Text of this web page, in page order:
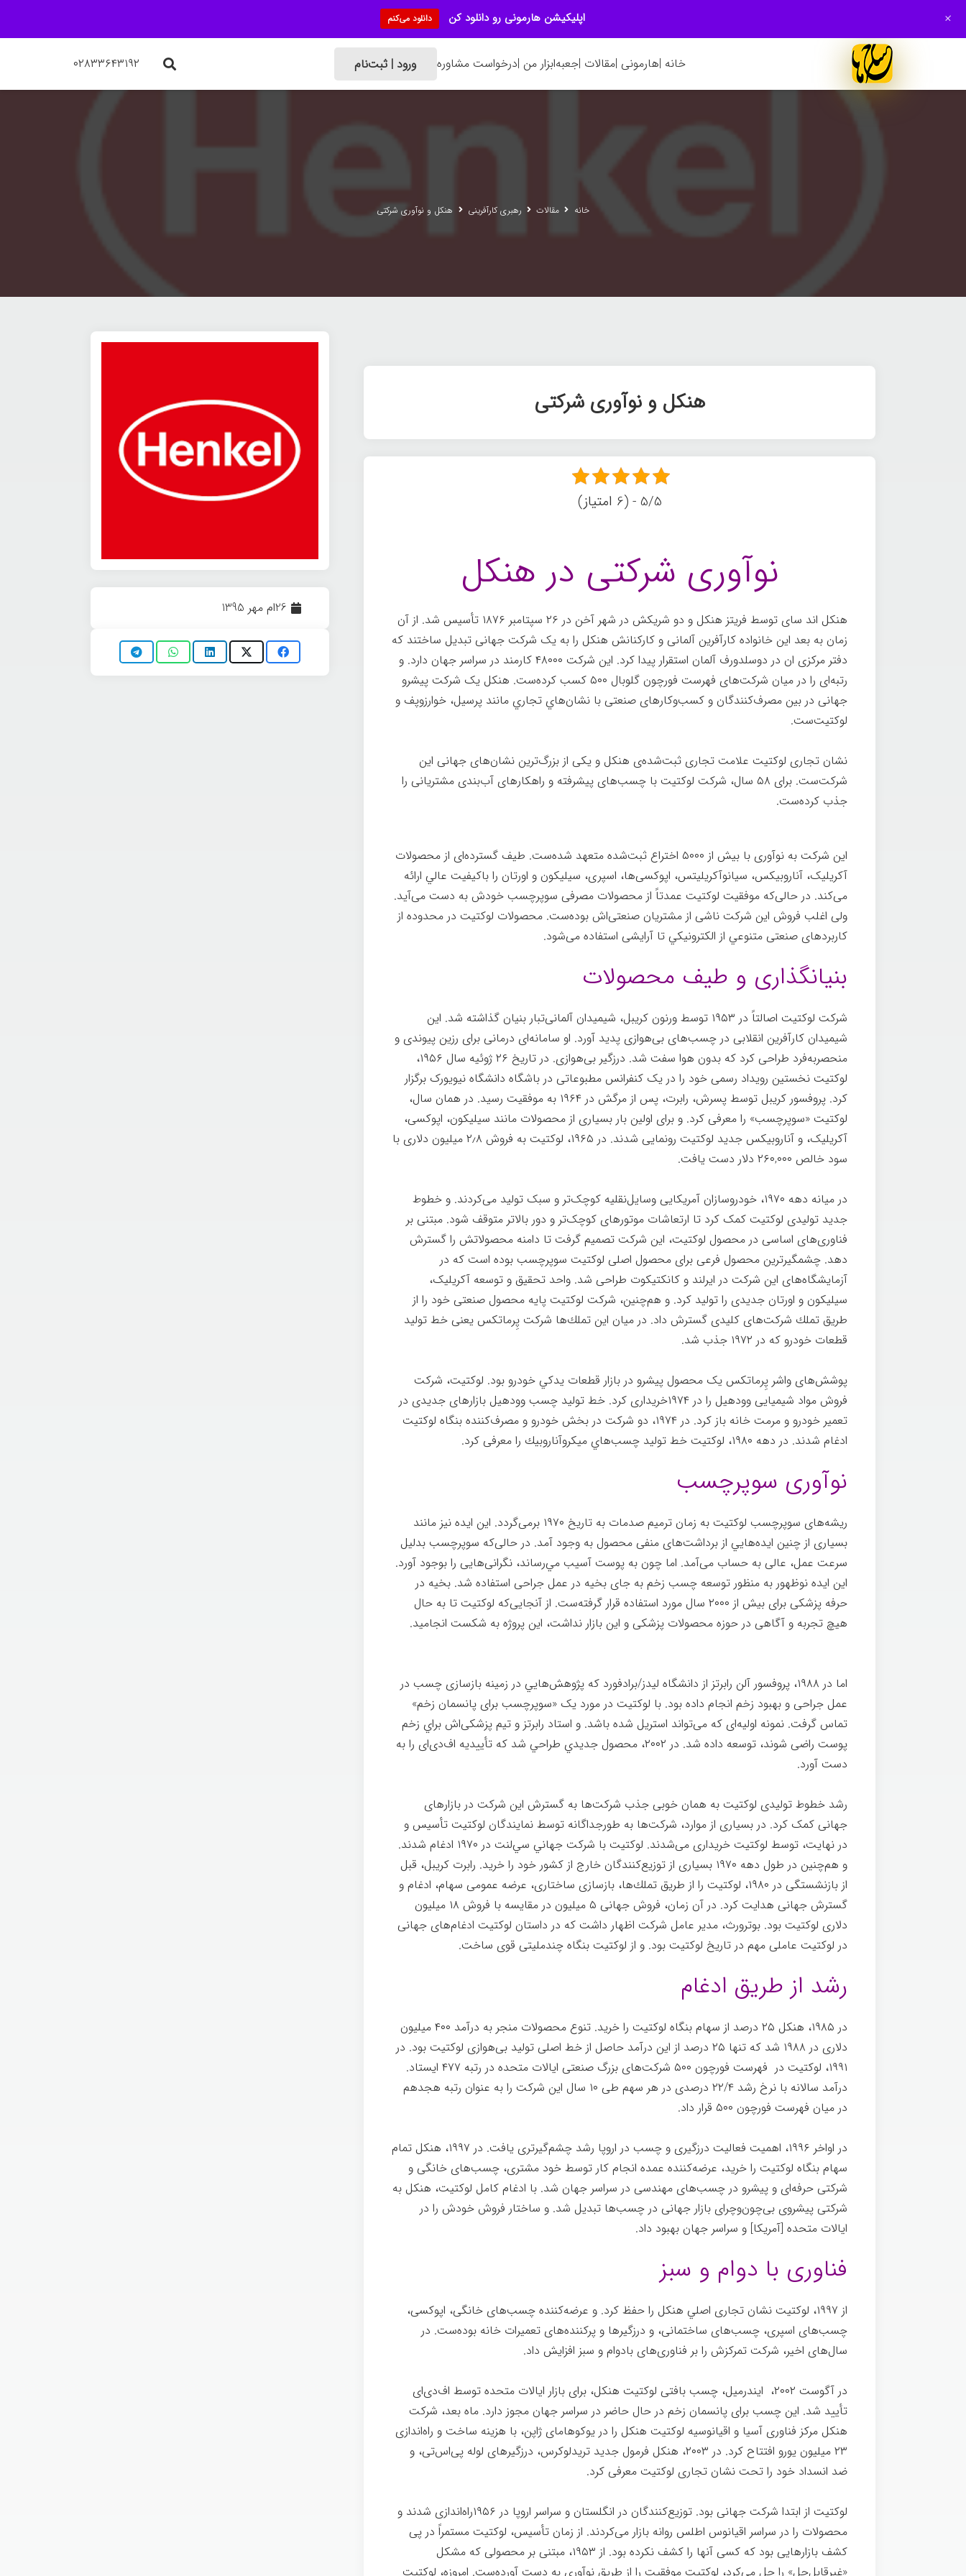
خانه |هارمونی |مقالات |جعبه‌ابزار من |درخواست مشاوره ورود | ثبت‌نام ۰۲۸۳۳۶۴۳۱۹۲
خانه مقالات رهبری کارآفرینی هنكل و نوآوری شرکتی
هنكل و نوآوری شرکتی
5/5 - (6 امتیاز)
نوآوری شرکتی در هنکل
هنکل اند سای توسط فریتز هنکل و دو شریکش در شهر آخن در ۲۶ سپتامبر ۱۸۷۶ تأسیس شد. از آن
زمان به بعد این خانواده کارآفرین آلمانی و کارکنانش هنکل را به یک شرکت جهانی تبدیل ساختند که
دفتر مرکزی ان در دوسلدورف آلمان استقرار پيدا كرد. اين شرکت ۴۸۰۰۰ کارمند در سراسر جهان دارد. و
رتبه‌ای را در میان شركت‌های فهرست فورچون گلوبال ۵۰۰ كسب كرده‌ست. هنکل یک شركت پيشرو
جهانی در بین مصرف‌کنندگان و کسب‌وکارهای صنعتی با نشان‌هاي تجاري مانند پرسيل، خوارزوپف و
لوكتيت‌ست.
نشان تجاری لوكتیت علامت تجاری ثبت‌شده‌ی هنکل و یکی از بزرگ‌ترین نشان‌های جهانی اين
شركت‌ست. برای ۵۸ سال، شرکت لوكتیت با چسب‌های پیشرفته و راهكارهای آب‌بندی مشتریانی را
جذب كرده‌ست.
اين شركت به نوآوری با بیش از ۵۰۰۰ اختراع ثبت‌شده متعهد شده‌ست. طیف گسترده‌ای از محصولات
آکریلیک، آناروبيكس، سيانوآكريليتس، اپوکسی‌ها، اسپرى، سیلیکون و اورتان را باکیفیت عالي ارائه
می‌کند. در حالی‌که موفقیت لوكتیت عمدتاً از محصولات مصرفی سوپرچسب خودش به دست می‌آید.
ولی اغلب فروش این شرکت ناشی از مشتریان صنعتی‌اش بوده‌ست. محصولات لوكتیت در محدوده از
کاربردهای صنعتی متنوعي از الکترونیکي تا آرایشی استفاده می‌شود.
بنیانگذاری و طیف محصولات
شرکت لوكتيت اصالتاً در ۱۹۵۳ توسط ورنون كريبل، شیمیدان آلمانی‌تبار بنیان گذاشته شد. این
شیمیدان کارآفرین انقلابی در چسب‌های بی‌هوازی پدید آورد. او سامانه‌ای درمانی برای رزین پيوندی و
منحصر‌به‌فرد طراحی كرد که بدون هوا سفت شد. درزگیر بی‌هوازی. در تاریخ ۲۶ ژوئیه سال ۱۹۵۶،
لوكتيت نخستین رویداد رسمی خود را در یک کنفرانس مطبوعاتی در باشگاه دانشگاه نیویورک برگزار
كرد. پروفسور كريبل توسط پسرش، رابرت، پس از مرگش در ۱۹۶۴ به موفقيت رسيد. در همان سال،
لوكتيت «سوپرچسب» را معرفی کرد. و برای اولین بار بسیاری از محصولات مانند سیلیکون، اپوکسی،
آکریلیک، و آناروبيكس جدید لوكتيت رونمایی شدند. در ۱۹۶۵، لوكتيت به فروش ۲٫۸ ميليون دلاری با
سود خالص ۲۶۰,۰۰۰ دلار دست يافت.
در ميانه دهه ۱۹۷۰، خودروسازان آمریکایی وسایل‌نقلیه کوچک‌تر و سبک تولید می‌كردند. و خطوط
جدید تولیدی لوكتيت کمک کرد تا ارتعاشات موتورهای کوچک‌تر و دور بالاتر متوقف شود. مبتنی بر
فناوری‌های اساسی در محصول لوكتيت، این شرکت تصميم گرفت تا دامنه محصولاتش را گسترش
دهد. چشمگيرترین محصول فرعی برای محصول اصلی لوكتيت سوپرچسب بوده است که در
آزمایشگاه‌های این شرکت در ایرلند و کانکتیکوت طراحی شد. واحد تحقیق و توسعه آکریلیک،
سیلیکون و اورتان جدیدی را تولید كرد. و هم‌چنین، شرکت لوكتيت پایه محصول صنعتی خود را از
طریق تملك شرکت‌های كلیدی گسترش داد. در میان اين تملك‌ها شركت پِرماتكس یعنی خط تولید
قطعات خودرو که در ۱۹۷۲ جذب شد.
پوشش‌های واشر پِرماتكس یک محصول پيشرو در بازار قطعات يدكي خودرو بود. لوكتيت، شرکت
فروش مواد شیمیایی وودهيل را در ۱۹۷۴خریداری کرد. خط تولید چسب وودهيل بازارهای جدیدی در
تعمیر خودرو و مرمت خانه باز کرد. در ۱۹۷۴، دو شرکت در بخش خودرو و مصرف‌کننده بنگاه لوكتيت
ادغام شدند. در دهه ۱۹۸۰، لوكتيت خط توليد چسب‌هاي ميكروآناروبيك را معرفی کرد.
نوآوری سوپرچسب
ریشه‌های سوپرچسب لوكتيت به زمان ترميم صدمات به تاریخ ۱۹۷۰ برمی‌گردد. این ایده نيز مانند
بسیاری از چنین ایده‌هایي از برداشت‌های منفی محصول به وجود آمد. در حالی‌که سوپرچسب بدلیل
سرعت عمل، عالی به حساب می‌آمد. اما چون به پوست آسيب مي‌رساند، نگرانی‌هایی را بوجود آورد.
این ایده نوظهور به منظور توسعه چسب زخم به جای بخیه در عمل جراحی استفاده شد. بخیه در
حرفه‌ پزشکی برای بیش از ۲۰۰۰ سال مورد استفاده قرار گرفته‌ست. از آنجايی‌که لوكتيت تا به حال
هیچ تجربه و آگاهی در حوزه محصولات پزشکی و این بازار نداشت، اين پروژه به شکست انجاميد.
اما در ۱۹۸۸، پروفسور آلن رابرتز از دانشگاه لیدز/برادفورد که پژوهش‌هايي در زمينه بازسازی چسب در
عمل جراحی و بهبود زخم انجام داده بود. با لوكتيت در مورد یک «سوپرچسب برای پانسمان زخم»
تماس گرفت. نمونه اولیه‌ای كه می‌تواند استریل شده باشد. و استاد رابرتز و تیم پزشکی‌اش براي زخم
پوست راضی شوند، توسعه داده شد. در ۲۰۰۲، محصول جدیدي طراحي شد كه تأييديه اف‌دی‌ای را به
دست آورد.
رشد خطوط تولیدی لوكتیت به همان خوبی جذب شرکت‌ها به گسترش اين شرکت در بازارهای
جهانی کمک کرد. در بسیاری از موارد، شرکت‌ها به طورجداگانه توسط نمایندگان لوكتیت تأسیس و
در نهایت، توسط لوكتیت خریداری می‌شدند. لوكتیت با شركت جهاني سي‌لنت در ۱۹۷۰ ادغام شدند.
و هم‌چنین در طول دهه ۱۹۷۰ بسیاری از توزیع‌کنندگان خارج از کشور خود را خريد. رابرت كريبل، قبل
از بازنشستگی در ۱۹۸۰، لوكتیت را از طریق تملك‌ها، بازسازی ساختاری، عرضه عمومی سهام، ادغام و
گسترش جهانی هدايت كرد. در آن زمان، فروش جهانی ۵ میلیون در مقایسه با فروش ۱۸ ميليون
دلاری لوكتيت بود. بوترورث، مدیر عامل شرکت اظهار داشت که در داستان لوكتيت ادغام‌های جهانی
در لوكتيت عاملی مهم در تاریخ لوكتيت بود. و از لوكتيت بنگاه چندملیتی قوی ساخت.
رشد از طریق ادغام
در ۱۹۸۵، هنکل ۲۵ درصد از سهام بنگاه لوكتیت را خريد. تنوع محصولات منجر به درآمد ۴۰۰ ميليون
دلاری در ۱۹۸۸ شد كه تنها ۲۵ درصد از اين درآمد حاصل از خط اصلی تولید بی‌هوازی لوكتیت بود. در
۱۹۹۱، لوكتیت در فهرست فورچون ۵۰۰ شرکت‌های بزرگ صنعتی ایالات متحده در رتبه ۴۷۷ ايستاد.
درآمد سالانه با نرخ رشد ۲۲/۴ درصدی در هر سهم طی ۱۰ سال اين شرکت را به عنوان رتبه هجدهم
در میان فهرست فورچون ۵۰۰ قرار داد.
در اواخر ۱۹۹۶، اهمیت فعالیت درزگیری و چسب در اروپا رشد چشم‌گيرتری يافت. در ۱۹۹۷، هنکل تمام
سهام بنگاه لوكتیت را خريد، عرضه‌كننده عمده انجام كار توسط خود مشتری، چسب‌های خانگی و
شركتی حرفه‌ای و پيشرو در چسب‌های مهندسی در سراسر جهان شد. با ادغام كامل لوكتیت، هنکل به
شركتی پيشروی بی‌چون‌وچرای بازار جهانی در چسب‌ها تبدیل شد. و ساختار فروش خودش را در
ایالات متحده [آمريكا] و سراسر جهان بهبود داد.
فناوری با دوام و سبز
از ۱۹۹۷، لوكتیت نشان تجاری اصلي هنکل را حفظ كرد. و عرضه‌کننده‌ چسب‌های خانگی، اپوکسی،
چسب‌های اسپری، چسب‌های ساختمانی، و درزگيرها و پرکننده‌های تعمیرات خانه بوده‌ست. در
سال‌های اخیر، شرکت تمرکزش را بر فناوری‌های بادوام و سبز افزایش داد.
در آگوست ۲۰۰۲، ايندرميل، چسب بافتی لوكتیت هنکل، برای بازار ایالات متحده توسط اف‌دی‌ای
تأیید شد. این چسب برای پانسمان زخم در حال حاضر در سراسر جهان مجوز دارد. ماه بعد، شركت
هنکل مرکز فناوری آسیا و اقیانوسیه لوكتیت هنکل را در یوکوهامای ژاپن، با هزینه ساخت و راه‌اندازی
۲۳ ميليون يورو افتتاح كرد. در ۲۰۰۳، هنکل فرمول جدید تريدلوكرس، درزگيرهای لوله پی‌اس‌تی، و
ضد انسداد خود را تحت نشان تجاری لوكتیت معرفی کرد.
لوكتیت از ابتدا شرکت جهانی بود. توزیع‌کنندگان در انگلستان و سراسر اروپا در ۱۹۵۶راه‌اندازی شدند و
محصولات را در سراسر اقیانوس اطلس روانه بازار می‌كردند. از زمان تأسیس، لوكتیت مستمراً در پی
کشف بازارهایی بود که کسی آنها را كشف نکرده بود. از ۱۹۵۳، مبتنی بر محصولی كه مشکل
«غيرقابل‌حل» را حل می‌کرد، لوكتیت موفقیت را از طریق نوآوری به دست آورده‌ست. امروزه، لوکتیت
26ام مهر 1395
اپلیکیشن هارمونی رو دانلود کن دانلود می‌کنم +